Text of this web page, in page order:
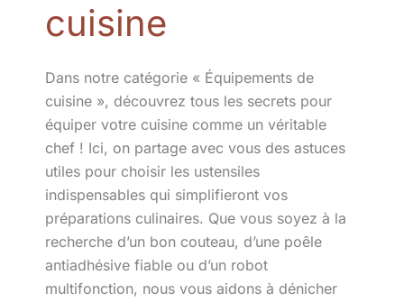
cuisine
Dans notre catégorie « Équipements de
cuisine », découvrez tous les secrets pour
équiper votre cuisine comme un véritable
chef ! Ici, on partage avec vous des astuces
utiles pour choisir les ustensiles
indispensables qui simplifieront vos
préparations culinaires. Que vous soyez à la
recherche d’un bon couteau, d’une poêle
antiadhésive fiable ou d’un robot
multifonction, nous vous aidons à dénicher